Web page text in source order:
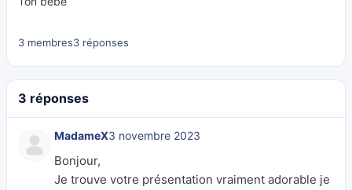
3 membres3 réponses
3 réponses
MadameX3 novembre 2023
Bonjour,
Je trouve votre présentation vraiment adorable je